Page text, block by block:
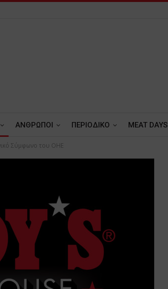
ΑΝΘΡΩΠΟΙ ΠΕΡΙΟΔΙΚΟ MEAT DAYS
Σύμφωνο του ΟΗΕ